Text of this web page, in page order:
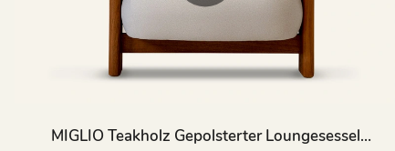
MIGLIO Teakholz Gepolsterter Loungesessel